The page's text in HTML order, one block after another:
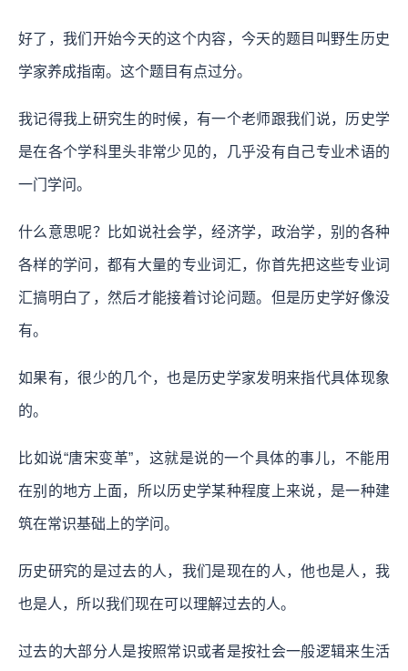
好了，我们开始今天的这个内容，今天的题目叫野生历史
学家养成指南。这个题目有点过分。
我记得我上研究生的时候，有一个老师跟我们说，历史学
是在各个学科里头非常少见的，几乎没有自己专业术语的
一门学问。
什么意思呢？比如说社会学，经济学，政治学，别的各种
各样的学问，都有大量的专业词汇，你首先把这些专业词
汇搞明白了，然后才能接着讨论问题。但是历史学好像没
有。
如果有，很少的几个，也是历史学家发明来指代具体现象
的。
比如说“唐宋变革”，这就是说的一个具体的事儿，不能用
在别的地方上面，所以历史学某种程度上来说，是一种建
筑在常识基础上的学问。
历史研究的是过去的人，我们是现在的人，他也是人，我
也是人，所以我们现在可以理解过去的人。
过去的大部分人是按照常识或者是按社会一般逻辑来生活